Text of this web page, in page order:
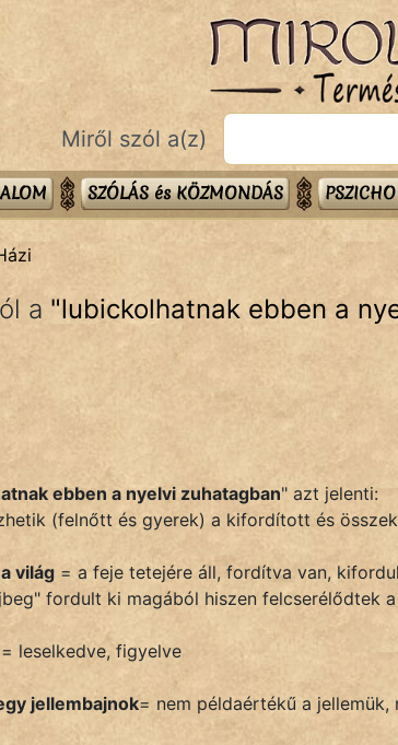
Miről szól a(z)
SZÓLÁS és KÖZMONDÁS PSZICHO
a "lubickolhatnak ebben a
ebben a nyelvi zuhatagban" azt jelenti:
(felnőtt és gyerek) a kifordított és
világ = a feje tetejére áll, fordítva van,
fordult ki magából hiszen felcserélődtek
= leselkedve, figyelve
jellembajnok= nem példaértékű a jellemük,